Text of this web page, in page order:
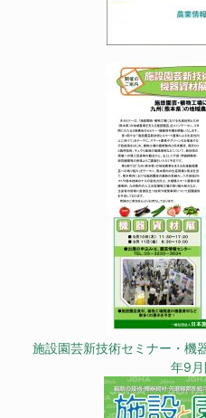
施設園芸新技術セミナー・機
年9